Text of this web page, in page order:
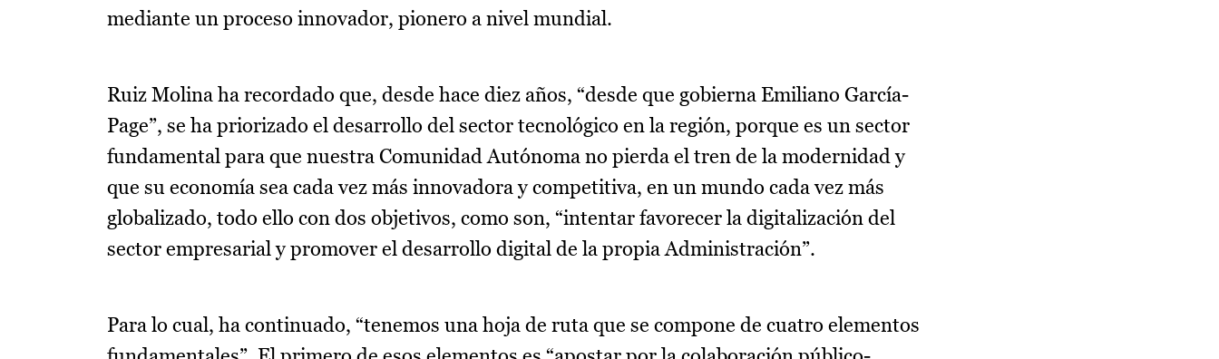
mediante un proceso innovador, pionero a nivel mundial.
Ruiz Molina ha recordado que, desde hace diez años, “desde que gobierna Emiliano García-
Page”, se ha priorizado el desarrollo del sector tecnológico en la región, porque es un sector
fundamental para que nuestra Comunidad Autónoma no pierda el tren de la modernidad y
que su economía sea cada vez más innovadora y competitiva, en un mundo cada vez más
globalizado, todo ello con dos objetivos, como son, “intentar favorecer la digitalización del
sector empresarial y promover el desarrollo digital de la propia Administración”.
Para lo cual, ha continuado, “tenemos una hoja de ruta que se compone de cuatro elementos